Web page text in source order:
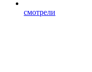
смотрели